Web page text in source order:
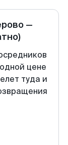
—
цене
туда и